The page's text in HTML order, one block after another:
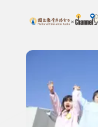
上方功能區塊
搜尋關鍵字：可輸